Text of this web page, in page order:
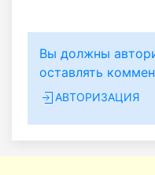
Вы должны
оставлять
АВТОРИЗАЦИЯ